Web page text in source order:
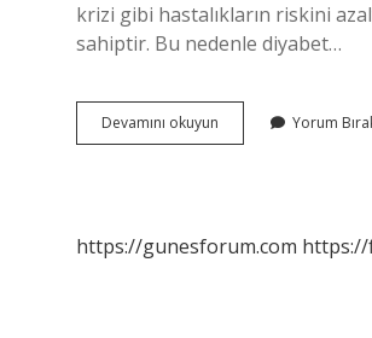
krizi gibi hastalıkların riskini
sahiptir. Bu nedenle diyabet…
Devamını okuyun
Ne
Yorum
https://gunesforum.com https://